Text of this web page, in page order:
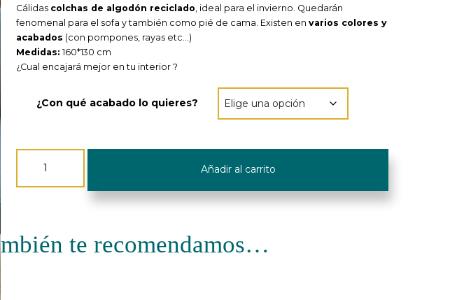
Cálidas colchas de algodón reciclado, ideal para el invierno. Quedarán
fenomenal para el sofa y también como pié de cama. Existen envarios colores y
acabados (con pompones, rayas etc…)
Medidas:160*130 cm
¿Cual encajará mejor en tu interior ?
¿Con qué acabado lo quieres?
Algodón
Reciclado
Añadir al carrito
mbién te recomendamos…